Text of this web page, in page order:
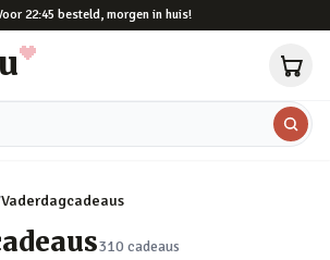
22:45 besteld, morgen in huis!
Vaderdagcadeaus
310 cadeaus